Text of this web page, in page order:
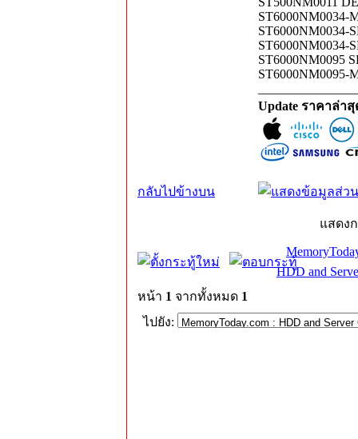
ST6000NM0034-
ST6000NM0034-
ST6000NM0034-
ST6000NM0095
ST6000NM0095-
Update ราคาล่า
กลับไปข้างบน
แสดง
HDD and
หน้า 1 จากทั้งหมด 1
ไปยัง: